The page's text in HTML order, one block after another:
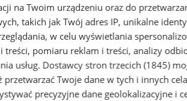
na Twoim urządzeniu oraz do
takich jak Twój adres IP, unikalne
w celu wyświetlania
treści, pomiaru reklam i treści, analizy
usług. Dostawcy stron trzecich (1845)
przetwarzać Twoje dane w tych i innych
precyzyjne dane geolokalizacyjne i